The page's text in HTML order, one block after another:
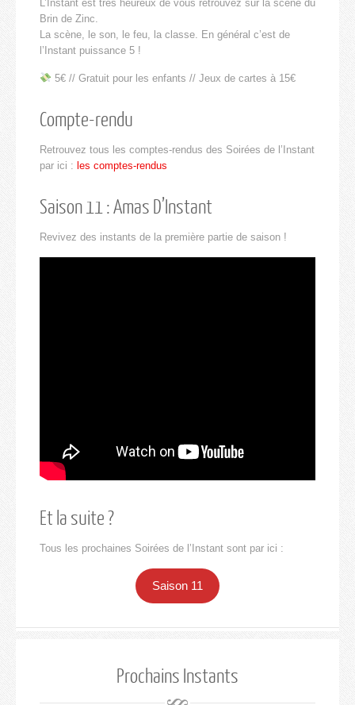
L’Instant est très heureux de vous retrouvez sur la scène du
Brin de Zinc.
La scène, le son, le feu, la classe. En général c’est de
l’Instant puissance 5 !
5€ // Gratuit pour les enfants // Jeux de cartes à 15€
Compte-rendu
Retrouvez tous les comptes-rendus des Soirées de l’Instant
par ici : les comptes-rendus
Saison 11 : Amas D’Instant
Revivez des instants de la première partie de saison !
Et la suite ?
Tous les prochaines Soirées de l’Instant sont par ici :
Saison 11
Prochains Instants